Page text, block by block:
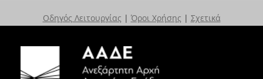
Οδηγός Λειτουργίας | Όροι Χρήσης | Σχετικά